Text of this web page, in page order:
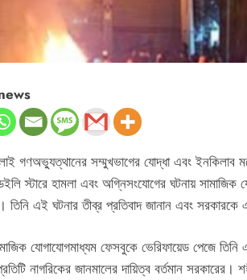
গণঅভ্যুত্থানের সম্মুখভাগের যোদ্ধা এবং ইনকিলাব
স্টারে হামলা এবং অগ্নিসংযোগের ঘটনায় সামাজিক
এই ঘটনার তীব্র প্রতিবাদ জানান এবং সরকারকে
যোগাযোগমাধ্যম ফেসবুকে ভেরিফায়েড পেজে
নাগরিকের জানমালের দায়িত্ব বর্তমান সরকারের।